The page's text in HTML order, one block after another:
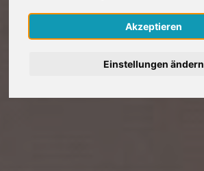
Akzeptieren
Einstellungen ändern
Nederlands